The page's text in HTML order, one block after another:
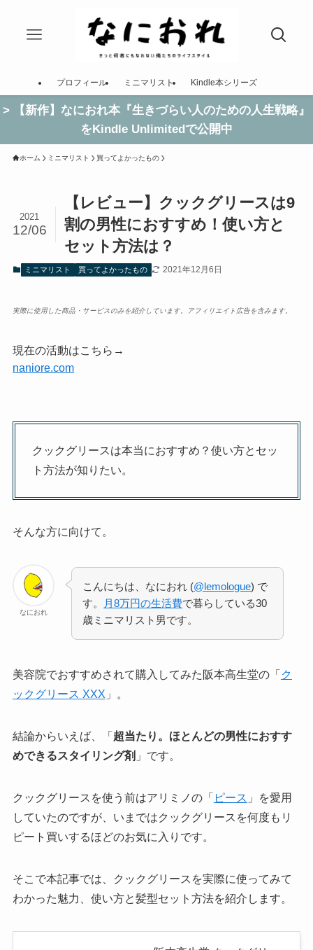
プロフィール ミニマリスト Kindle本シリーズ
> 【新作】なにおれ本『生きづらい人のための人生戦略』
をKindle Unlimitedで公開中
ホーム ミニマリスト 買ってよかったもの
【レビュー】クックグリースは9
割の男性におすすめ！使い方と
セット方法は？
2021
12/06
ミニマリスト 買ってよかったもの 2021年12月6日
実際に使用した商品・サービスのみを紹介しています。アフィリエイト広告を含みます。
現在の活動はこちら→
naniore.com
クックグリースは本当におすすめ？使い方とセッ
ト方法が知りたい。
そんな方に向けて。
なにおれ
こんにちは、なにおれ (@lemologue) で
す。
月8万円の生活費で暮らしている30
歳ミニマリスト男です。
美容院でおすすめされて購入してみた阪本高生堂の「 ク
ックグリース XXX 」。
結論からいえば、「 超当たり。ほとんどの男性におすす
めできるスタイリング剤 」です。
クックグリースを使う前はアリミノの「 ピース 」を愛用
していたのですが、いまではクックグリースを何度もリ
ピート買いするほどのお気に入りです。
そこで本記事では、クックグリースを実際に使ってみて
わかった魅力、使い方と髪型セット方法を紹介します。